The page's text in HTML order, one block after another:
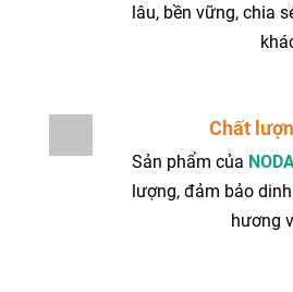
lâu, bền vững, chia
Chất
Sản phẩm của
lượng, đảm bảo
hương